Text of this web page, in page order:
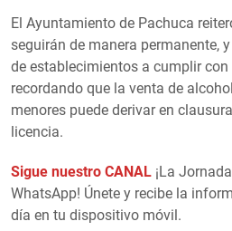
El Ayuntamiento de Pachuca
seguirán de manera permanente,
de establecimientos a cumplir
recordando que la venta de
menores puede derivar en
licencia.
Sigue nuestro CANAL ¡La
WhatsApp! Únete y recibe la
día en tu dispositivo móvil.